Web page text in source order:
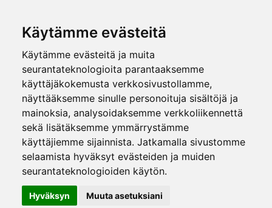
Käytämme evästeitä
Käytämme evästeitä ja muita
seurantateknologioita parantaaksemme
käyttäjäkokemusta verkkosivustollamme,
näyttääksemme sinulle personoituja sisältöjä ja
mainoksia, analysoidaksemme verkkoliikennettä
sekä lisätäksemme ymmärrystämme
käyttäjiemme sijainnista. Jatkamalla sivustomme
selaamista hyväksyt evästeiden ja muiden
seurantateknologioiden käytön.
Hyväksyn Muuta asetuksiani